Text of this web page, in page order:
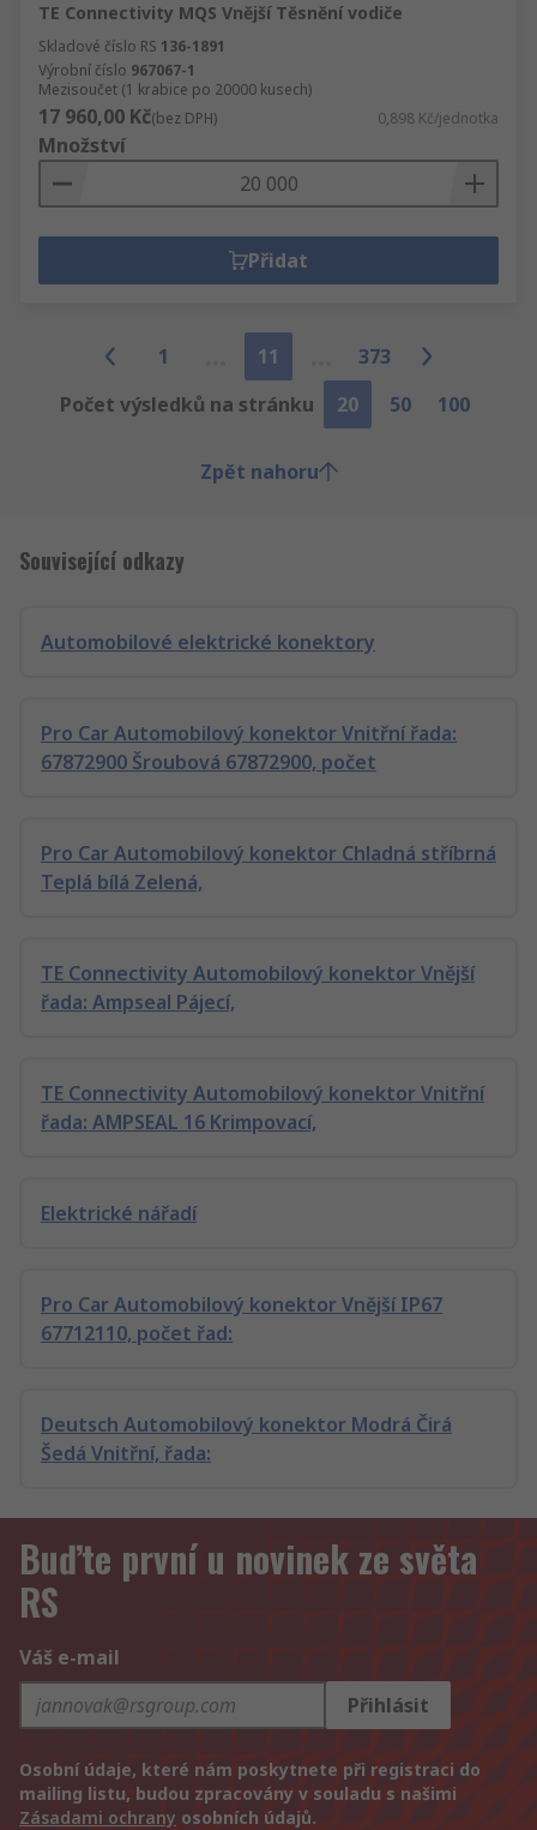
TE Connectivity MQS Vnější Těsnění vodiče
Skladové číslo RS 136-1891
Výrobní číslo 967067-1
Mezisoučet (1 krabice po 20000 kusech)
17 960,00 Kč(bez DPH) 0,898 Kč/jednotka
Množství
Přidat
1 11
373
Počet výsledků na stránku
20 50 100
Zpět nahoru
Související odkazy
Automobilové elektrické konektory
Pro Car Automobilový konektor Vnitřní řada:
67872900 Šroubová 67872900, počet
Pro Car Automobilový konektor Chladná stříbrná
Teplá bílá Zelená,
TE Connectivity Automobilový konektor Vnější
řada: Ampseal Pájecí,
TE Connectivity Automobilový konektor Vnitřní
řada: AMPSEAL 16 Krimpovací,
Elektrické nářadí
Pro Car Automobilový konektor Vnější IP67
67712110, počet řad:
Deutsch Automobilový konektor Modrá Čirá
Šedá Vnitřní, řada:
Buďte první u novinek ze světa
RS
Váš e-mail
Přihlásit
Osobní údaje, které nám poskytnete při registraci do
mailing listu, budou zpracovány v souladu s našimi
Zásadami ochrany osobních údajů.